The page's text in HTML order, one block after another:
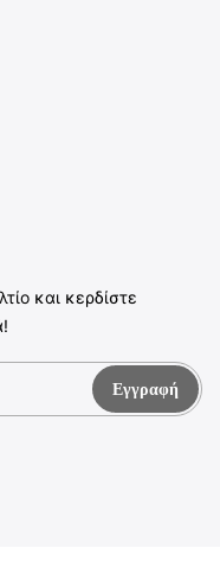
και κερδίστε
Εγγραφή